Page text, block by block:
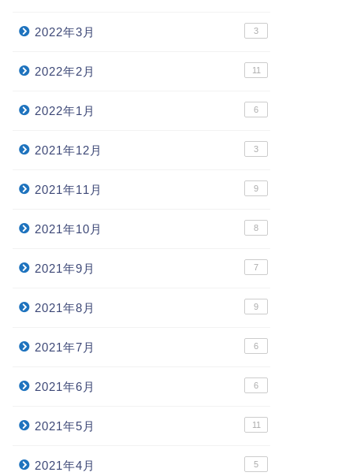
2022年3月 3
2022年2月 11
2022年1月 6
2021年12月 3
2021年11月 9
2021年10月 8
2021年9月 7
2021年8月 9
2021年7月 6
2021年6月 6
2021年5月 11
2021年4月 5